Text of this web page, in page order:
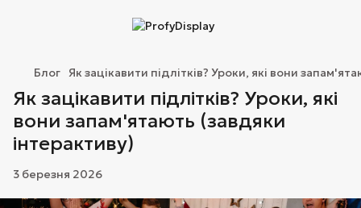
Блог Як зацікавити підлітків? Уроки, які вони
Як зацікавити підлітків? Уроки, які
вони запам'ятають (завдяки
інтерактиву)
3 березня 2026